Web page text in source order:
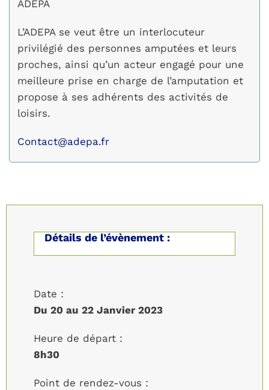
ADEPA
L’ADEPA se veut être un interlocuteur
privilégié des personnes amputées et leurs
proches, ainsi qu’un acteur engagé pour une
meilleure prise en charge de l’amputation et
propose à ses adhérents des activités de
loisirs.
Contact@adepa.fr
Détails de l’évènement :
Date :
Du 20 au 22 Janvier 2023
Heure de départ :
8h30
Point de rendez-vous :